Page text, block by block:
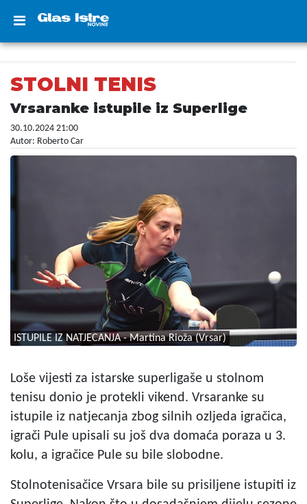
STOLNI TENIS
Vrsaranke istupile iz Superlige
30.10.2024 21:00
Autor: Roberto Car
ISTUPILE IZ NATJECANJA - Martina Rioža (Vrsar)
Loše vijesti za istarske superligaše u stolnom
tenisu donio je protekli vikend. Vrsaranke su
istupile iz natjecanja zbog silnih ozljeda igračica,
igrači Pule upisali su još dva domaća poraza u 3.
kolu, a igračice Pule su bile slobodne.
Stolnotenisačice Vrsara bile su prisiljene istupiti iz